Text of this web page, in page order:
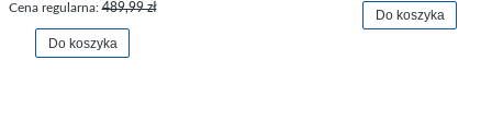
Cena regularna:489,99 zł
Do koszyka
Do koszyka